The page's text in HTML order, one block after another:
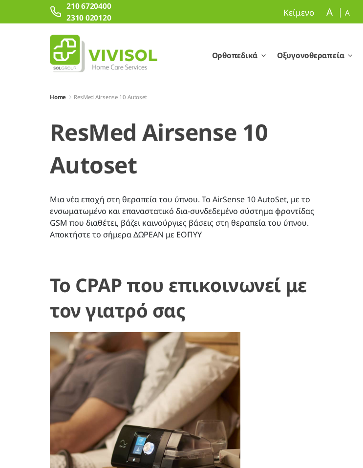
Skip to Main Content210 6720400
2310 020120
Κείμενο A A
Ορθοπεδικά Οξυγονοθεραπεία
Home ResMed Airsense 10 Autoset
ResMed Airsense 10
Autoset
Μια νέα εποχή στη θεραπεία του ύπνου. Το AirSense 10 AutoSet, με το
ενσωματωμένο και επαναστατικό δια-συνδεδεμένο σύστημα φροντίδας
GSM που διαθέτει, βάζει καινούργιες βάσεις στη θεραπεία του ύπνου.
Αποκτήστε το σήμερα ΔΩΡΕΑΝ με ΕΟΠΥΥ
To CPAP που επικοινωνεί με
τον γιατρό σας